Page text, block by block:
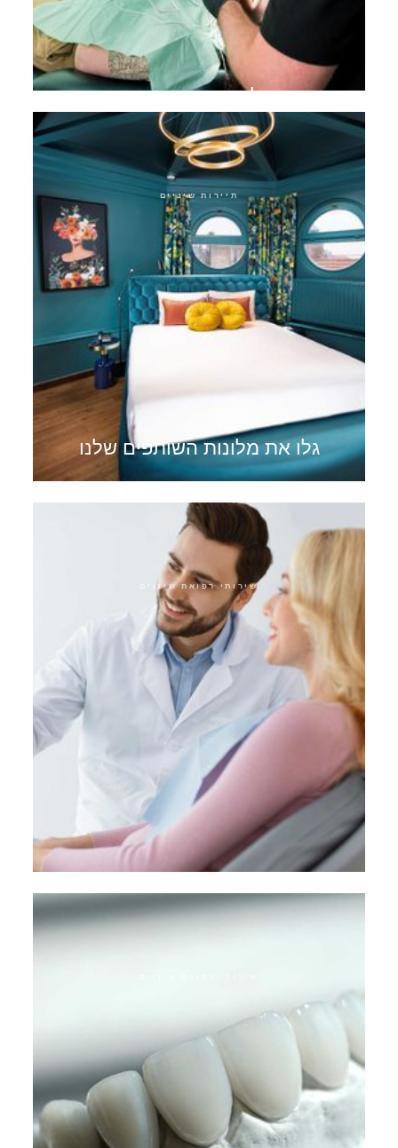
טיפול שורש מיקרוסקופי
תיירות שיניים
גלו את מלונות השותפים שלנו
שירותי רפואת שיניים
שיקום ביומימטי